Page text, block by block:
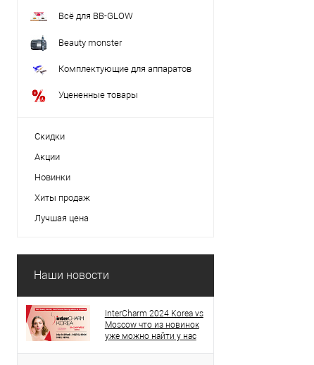
Всё для BB-GLOW
Beauty monster
Комплектующие для аппаратов
Уцененные товары
Скидки
Акции
Новинки
Хиты продаж
Лучшая цена
Наши новости
InterCharm 2024 Korea vs
Moscow что из новинок
уже можно найти у нас